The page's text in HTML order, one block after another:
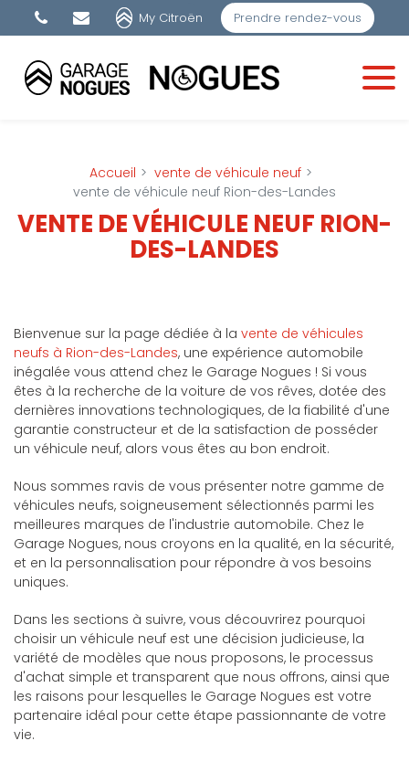
My Citroën Prendre rendez-vous
Accueil
vente de véhicule neuf
vente de véhicule neuf Rion-des-Landes
VENTE DE VÉHICULE NEUF RION-
DES-LANDES
Bienvenue sur la page dédiée à la vente de véhicules
neufs à Rion-des-Landes, une expérience automobile
inégalée vous attend chez le Garage Nogues ! Si vous
êtes à la recherche de la voiture de vos rêves, dotée des
dernières innovations technologiques, de la fiabilité d'une
garantie constructeur et de la satisfaction de posséder
un véhicule neuf, alors vous êtes au bon endroit.
Nous sommes ravis de vous présenter notre gamme de
véhicules neufs, soigneusement sélectionnés parmi les
meilleures marques de l'industrie automobile. Chez le
Garage Nogues, nous croyons en la qualité, en la sécurité,
et en la personnalisation pour répondre à vos besoins
uniques.
Dans les sections à suivre, vous découvrirez pourquoi
choisir un véhicule neuf est une décision judicieuse, la
variété de modèles que nous proposons, le processus
d'achat simple et transparent que nous offrons, ainsi que
les raisons pour lesquelles le Garage Nogues est votre
partenaire idéal pour cette étape passionnante de votre
vie.
Panneau de gestion des cookies